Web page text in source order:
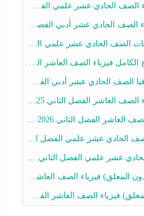
عشر علمي الفصل الثاني 2025-2026
عشر أدبي الفصل الثاني 2025-2026
عشر علمي الفصل الثاني 2025-2026
الصف العاشر الفصل الثاني 2025-2026
عشر أدبي الفصل الثاني 2025-2026
العاشر الفصل الثاني 2025-2026
الفصل الثاني 2026 أ هيثم الليثي
علمي الفصل الثاني 2025-2026 أ عمرو فايز
الفصل الثاني 2025-2026 أ عمرو فايز
الصف العاشر الفصل الثاني أ أحمد نبيه
الصف العاشر الفصل الثاني أ أحمد نبيه